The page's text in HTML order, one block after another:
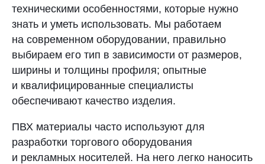
техническими особенностями, которые нужно
знать и уметь использовать. Мы работаем
на современном оборудовании, правильно
выбираем его тип в зависимости от размеров,
ширины и толщины профиля; опытные
и квалифицированные специалисты
обеспечивают качество изделия.
ПВХ материалы часто используют для
разработки торгового оборудования
и рекламных носителей. На него легко наносить